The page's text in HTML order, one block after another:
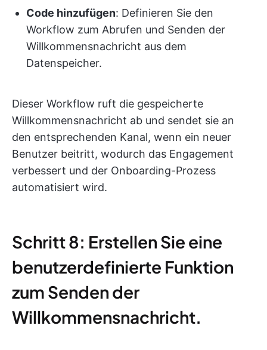
Code hinzufügen: Definieren Sie den
Workflow zum Abrufen und Senden der
Willkommensnachricht aus dem
Datenspeicher.
Dieser Workflow ruft die gespeicherte
Willkommensnachricht ab und sendet sie an
den entsprechenden Kanal, wenn ein neuer
Benutzer beitritt, wodurch das Engagement
verbessert und der Onboarding-Prozess
automatisiert wird.
Schritt 8: Erstellen Sie eine
benutzerdefinierte Funktion
zum Senden der
Willkommensnachricht.